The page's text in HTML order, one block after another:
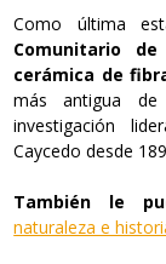
Como última
Comunitario
cerámica de
más antigua
investigación
Caycedo desde
También le
naturaleza e